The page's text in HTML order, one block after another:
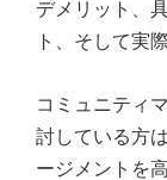
デメリット、
ト、そして実
コミュニティ
討している方
ージメントを